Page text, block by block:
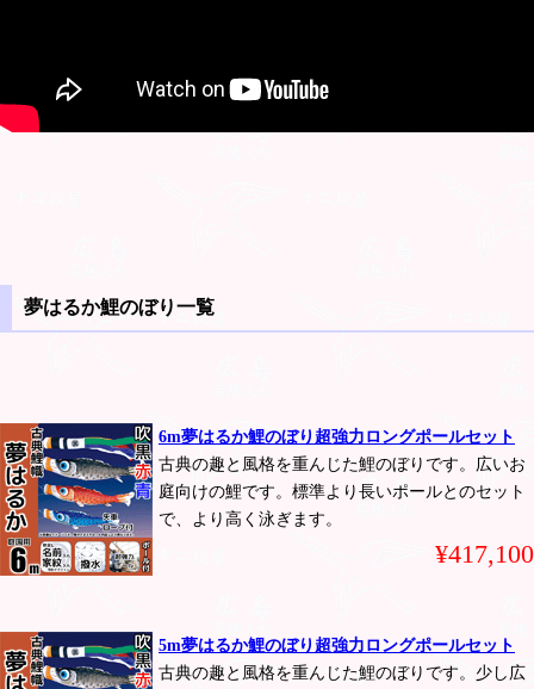
夢はるか鯉のぼり一覧
6m夢はるか鯉のぼり超強力ロングポールセット
古典の趣と風格を重んじた鯉のぼりです。広いお
庭向けの鯉です。標準より長いポールとのセット
で、より高く泳ぎます。
¥417,100
5m夢はるか鯉のぼり超強力ロングポールセット
古典の趣と風格を重んじた鯉のぼりです。少し広